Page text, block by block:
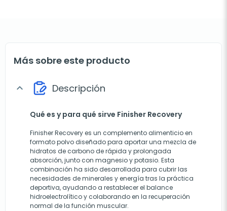
Más sobre este producto
expand_more Descripción
Qué es y para qué sirve Finisher Recovery
Finisher Recovery es un complemento alimenticio en
formato polvo diseñado para aportar una mezcla de
hidratos de carbono de rápida y prolongada
absorción, junto con magnesio y potasio. Esta
combinación ha sido desarrollada para cubrir las
necesidades de minerales y energía tras la práctica
deportiva, ayudando a restablecer el balance
hidroelectrolítico y colaborando en la recuperación
normal de la función muscular.